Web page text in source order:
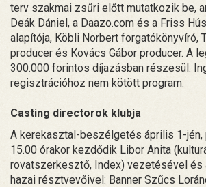
terv szakmai zsűri előtt mutatkozik be,
Deák Dániel, a Daazo.com és a Friss
alapítója, Köbli Norbert forgatókönyvíró,
producer és Kovács Gábor producer. A
300.000 forintos díjazásban részesül.
regisztrációhoz nem kötött program.
Casting directorok klubja
A kerekasztal-beszélgetés április 1-jén,
15.00 órakor kezdődik Libor Anita
rovatszerkesztő, Index) vezetésével és
hazai résztvevőivel: Banner Szűcs